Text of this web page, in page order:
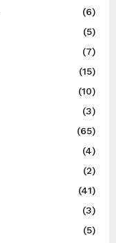
(6)
(5)
(7)
(15)
(10)
(3)
(65)
(4)
(2)
(41)
(3)
(5)